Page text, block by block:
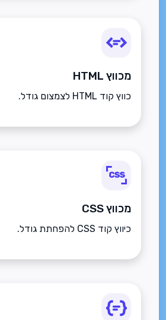
מכווץ HTML
כווץ קוד HTML לצמצום גודל.
מכווץ CSS
כיווץ קוד CSS להפחתת גודל.